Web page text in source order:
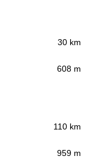
30 km
608 m
110 km
959 m